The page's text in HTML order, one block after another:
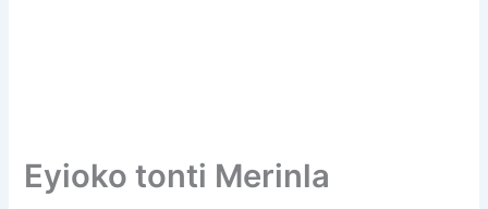
Eyioko tonti Merinla